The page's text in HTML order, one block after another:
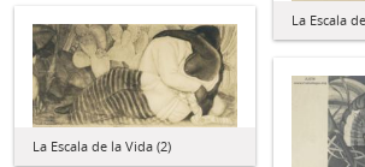
La Escala
La Escala de la Vida (2)